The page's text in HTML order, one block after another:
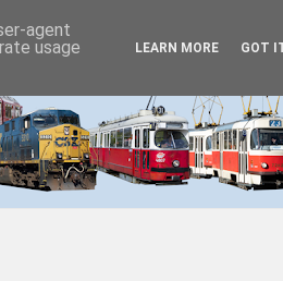
agent
usage
LEARN MORE GOT